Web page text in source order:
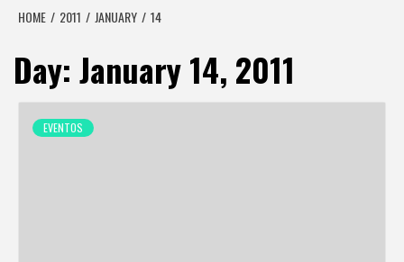
HOME 2011 JANUARY 14
Day: January 14, 2011
EVENTOS